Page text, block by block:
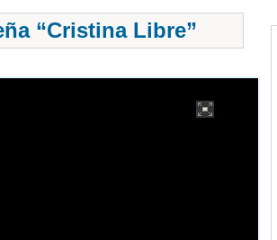
“Cristina Libre”